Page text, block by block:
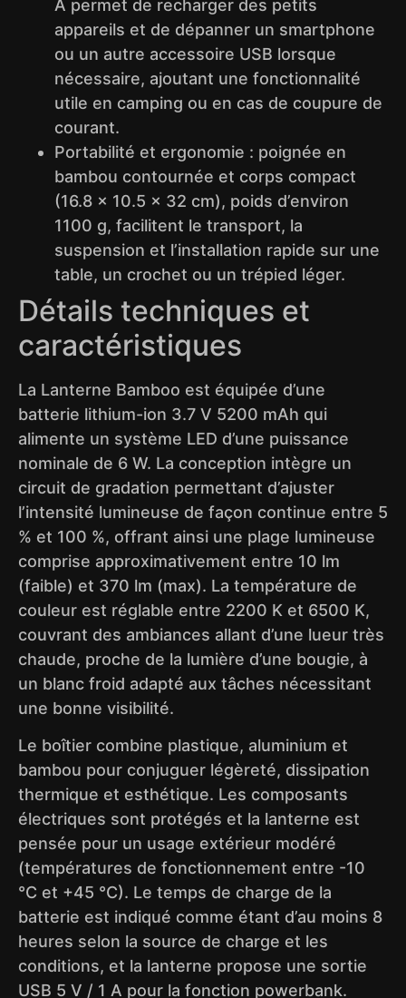
A permet de recharger des petits
appareils et de dépanner un smartphone
ou un autre accessoire USB lorsque
nécessaire, ajoutant une fonctionnalité
utile en camping ou en cas de coupure de
courant.
Portabilité et ergonomie : poignée en
bambou contournée et corps compact
(16.8 × 10.5 × 32 cm), poids d’environ
1100 g, facilitent le transport, la
suspension et l’installation rapide sur une
table, un crochet ou un trépied léger.
Détails techniques et
caractéristiques
La Lanterne Bamboo est équipée d’une
batterie lithium-ion 3.7 V 5200 mAh qui
alimente un système LED d’une puissance
nominale de 6 W. La conception intègre un
circuit de gradation permettant d’ajuster
l’intensité lumineuse de façon continue entre 5
% et 100 %, offrant ainsi une plage lumineuse
comprise approximativement entre 10 lm
(faible) et 370 lm (max). La température de
couleur est réglable entre 2200 K et 6500 K,
couvrant des ambiances allant d’une lueur très
chaude, proche de la lumière d’une bougie, à
un blanc froid adapté aux tâches nécessitant
une bonne visibilité.
Le boîtier combine plastique, aluminium et
bambou pour conjuguer légèreté, dissipation
thermique et esthétique. Les composants
électriques sont protégés et la lanterne est
pensée pour un usage extérieur modéré
(températures de fonctionnement entre -10
°C et +45 °C). Le temps de charge de la
batterie est indiqué comme étant d’au moins 8
heures selon la source de charge et les
conditions, et la lanterne propose une sortie
USB 5 V / 1 A pour la fonction powerbank.